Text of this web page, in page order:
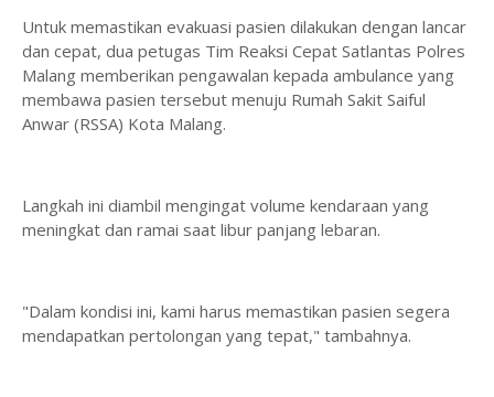
Untuk memastikan evakuasi pasien dilakukan dengan lancar
dan cepat, dua petugas Tim Reaksi Cepat Satlantas Polres
Malang memberikan pengawalan kepada ambulance yang
membawa pasien tersebut menuju Rumah Sakit Saiful
Anwar (RSSA) Kota Malang.
Langkah ini diambil mengingat volume kendaraan yang
meningkat dan ramai saat libur panjang lebaran.
"Dalam kondisi ini, kami harus memastikan pasien segera
mendapatkan pertolongan yang tepat," tambahnya.